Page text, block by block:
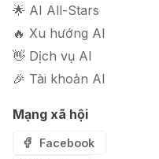
🌟 AI All-Stars
🔥 Xu hướng AI
👋 Dịch vụ AI
🎉 Tài khoản AI
Mạng xã hội
Facebook